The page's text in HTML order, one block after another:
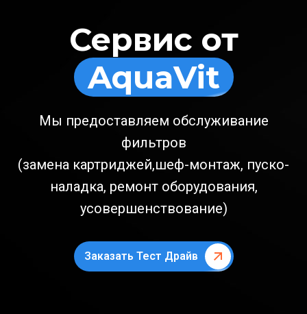
Сервис от
AquaVit
Мы предоставляем обслуживание
фильтров
(замена картриджей,шеф-монтаж, пуско-
наладка, ремонт оборудования,
усовершенствование)
Заказать Тест Драйв